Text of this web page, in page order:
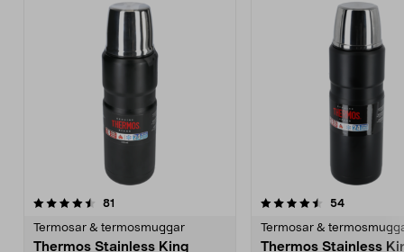
81
Termosar & termosmuggar
Thermos Stainless King
4.5av 5 stjärnor 54recensioner
Termosar &
Thermos Stainless
4.5av 5 stjärnor